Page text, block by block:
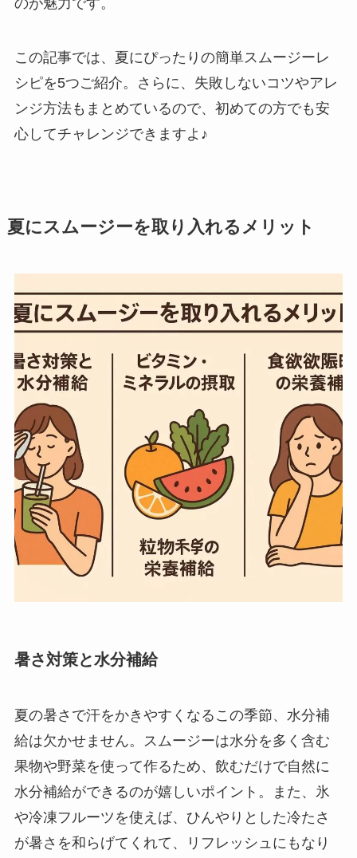
この記事では、夏にぴったりの簡単スムージーレ
シピを5つご紹介。さらに、失敗しないコツやアレ
ンジ方法もまとめているので、初めての方でも安
心してチャレンジできますよ♪
夏にスムージーを取り入れるメリット
暑さ対策と水分補給
夏の暑さで汗をかきやすくなるこの季節、水分補
給は欠かせません。スムージーは水分を多く含む
果物や野菜を使って作るため、飲むだけで自然に
水分補給ができるのが嬉しいポイント。また、氷
や冷凍フルーツを使えば、ひんやりとした冷たさ
が暑さを和らげてくれて、リフレッシュにもなり